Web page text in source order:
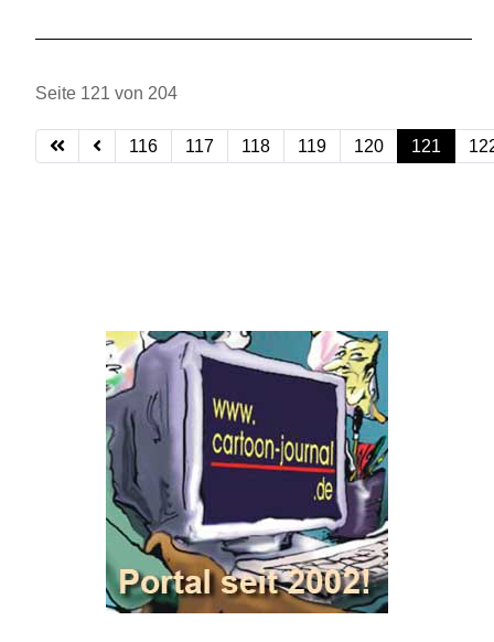
Seite 121 von 204
116 117 118 119 120 121